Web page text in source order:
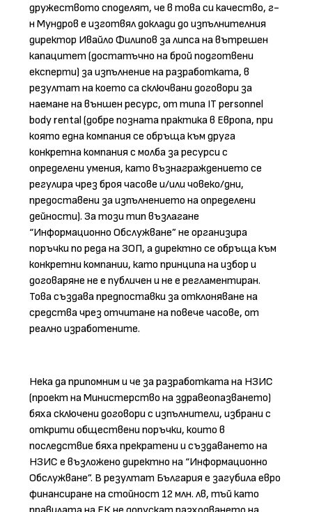
дружеството споделят, че в това си качество, г-
н Мундров е изготвял доклади до изпълнителния
директор Ивайло Филипов за липса на вътрешен
капацитет (достатъчно на брой подготвени
експерти) за изпълнение на разработката, в
резултат на което са сключвани договори за
наемане на външен ресурс, от типа IT personnel
body rental (добре позната практика в Европа, при
която една компания се обръща към друга
конкретна компания с молба за ресурси с
определени умения, като възнаграждението се
регулира чрез броя часове и/или човеко/дни,
предоставени за изпълнението на определени
дейности). За този тип възлагане
“Информационно Обслужване” не организира
поръчки по реда на ЗОП, а директно се обръща към
конкретни компании, като принципа на избор и
договаряне не е публичен и не е регламентиран.
Това създава предпоставки за отклоняване на
средства чрез отчитане на повече часове, от
реално изработените.
Нека да припомним и че за разработката на НЗИС
(проект на Министерство на здравеопазването)
бяха сключени договори с изпълнители, избрани с
открити обществени поръчки, които в
последствие бяха прекратени и създаването на
НЗИС е възложено директно на “Информационно
Обслужване”. В резултат България е загубила евро
финансиране на стойност 12 млн. лв, тъй като